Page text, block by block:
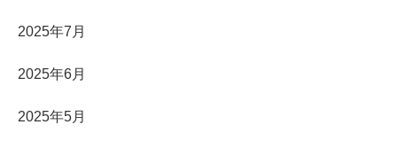
2025年7月
2025年6月
2025年5月